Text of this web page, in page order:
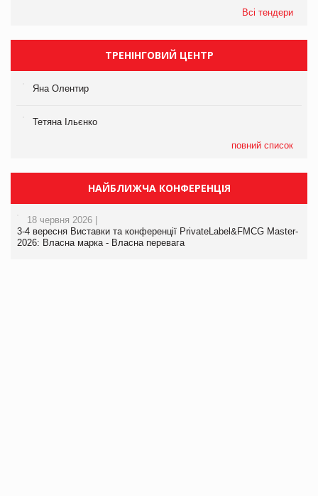
Всі тендери
ТРЕНІНГОВИЙ ЦЕНТР
Яна Олентир
Тетяна Ільєнко
повний список
НАЙБЛИЖЧА КОНФЕРЕНЦІЯ
18 червня 2026 |
3-4 вересня Виставки та конференції PrivateLabel&FMCG Master-
2026: Власна марка - Власна перевага